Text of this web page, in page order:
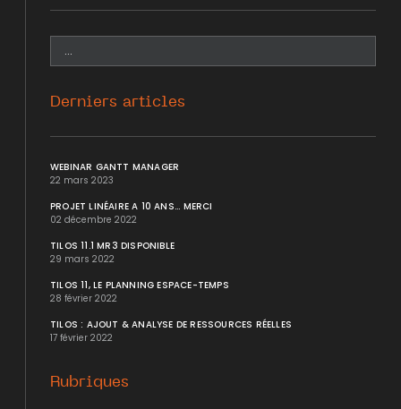
Derniers articles
WEBINAR GANTT MANAGER
22 mars 2023
PROJET LINÉAIRE A 10 ANS... MERCI
02 décembre 2022
TILOS 11.1 MR3 DISPONIBLE
29 mars 2022
TILOS 11, LE PLANNING ESPACE-TEMPS
28 février 2022
TILOS : AJOUT & ANALYSE DE RESSOURCES RÉELLES
17 février 2022
Rubriques